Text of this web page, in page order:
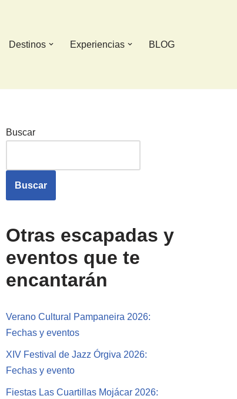
Destinos Experiencias BLOG
Buscar
Buscar
Otras escapadas y
eventos que te
encantarán
Verano Cultural Pampaneira 2026:
Fechas y eventos
XIV Festival de Jazz Órgiva 2026:
Fechas y evento
Fiestas Las Cuartillas Mojácar 2026: